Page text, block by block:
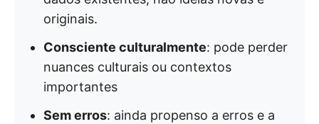
originais.
Consciente culturalmente: pode perder
nuances culturais ou contextos
importantes
Sem erros: ainda propenso a erros e a